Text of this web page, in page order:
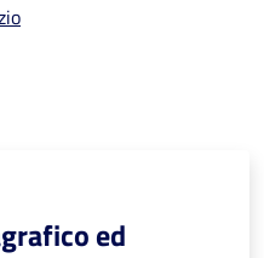
ed